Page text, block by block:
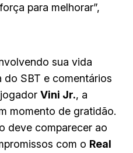
para melhorar”,
sua vida
do SBT e comentários
Vini Jr., a
momento de gratidão.
deve comparecer ao
com o Real